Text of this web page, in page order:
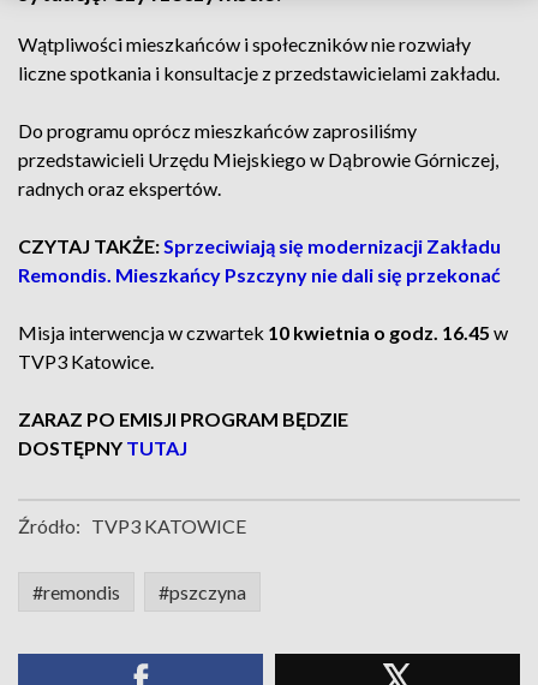
Wątpliwości mieszkańców i społeczników nie rozwiały
liczne spotkania i konsultacje z przedstawicielami zakładu.
Do programu oprócz mieszkańców zaprosiliśmy
przedstawicieli Urzędu Miejskiego w Dąbrowie Górniczej,
radnych oraz ekspertów.
CZYTAJ TAKŻE:Sprzeciwiają się modernizacji Zakładu
Remondis. Mieszkańcy Pszczyny nie dali się przekonać
Misja interwencja w czwartek 10 kwietnia o godz. 16.45 w
TVP3 Katowice.
ZARAZ PO EMISJI PROGRAM BĘDZIE
DOSTĘPNY TUTAJ
Źródło: TVP3 KATOWICE
#remondis #pszczyna